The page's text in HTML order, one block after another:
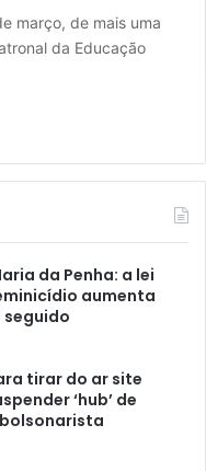
março, de mais uma
da Educação
da Penha: a lei
aumenta
tirar do ar site
‘hub’ de